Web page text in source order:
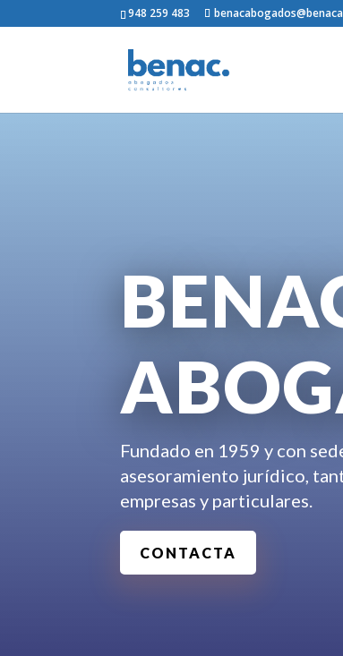
948 259 483
Fundado en 1959 y con
asesoramiento jurídico,
empresas y particulares.
CONTACTA